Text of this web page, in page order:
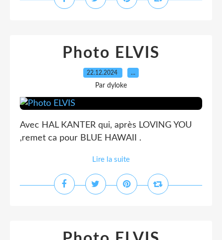
Photo ELVIS
22.12.2024 …
Par dyloke
Avec HAL KANTER qui, après LOVING YOU
,remet ca pour BLUE HAWAII .
Lire la suite